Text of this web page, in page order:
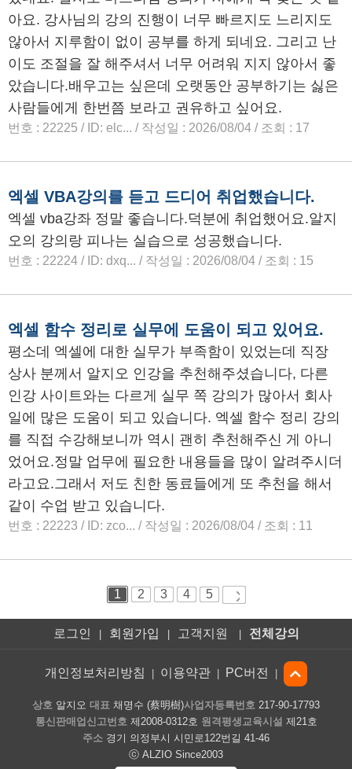
로그인 회원가입 고객지원 전체강의
개인정보처리방침 이용약관 PC버전
상호 알지오 대표 채명수 (蔡明樹)사업자등록번호 217-90-17793
통신판매업신고번호제2008-0312호 원격평생교육시설 제21호
주소 경기 의정부시 시민로122번길 41-46
ⓒ ALZIO Since2003